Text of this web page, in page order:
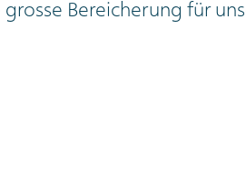
Bereicherung für